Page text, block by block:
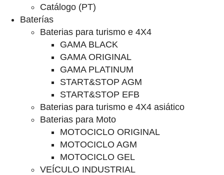
Catálogo (PT)
Baterías
Baterias para turismo e 4X4
GAMA BLACK
GAMA ORIGINAL
GAMA PLATINUM
START&STOP AGM
START&STOP EFB
Baterias para turismo e 4X4 asiático
Baterias para Moto
MOTOCICLO ORIGINAL
MOTOCICLO AGM
MOTOCICLO GEL
VEÍCULO INDUSTRIAL